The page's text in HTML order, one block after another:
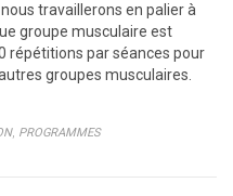
travaillerons en palier à
groupe musculaire est
répétitions par séances pour
groupes musculaires.
, PROGRAMMES